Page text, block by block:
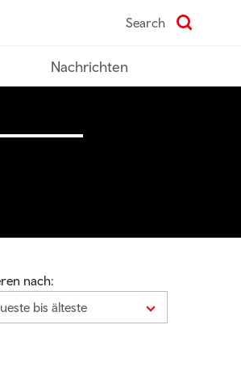
Search
Nachrichten
nach:
bis älteste